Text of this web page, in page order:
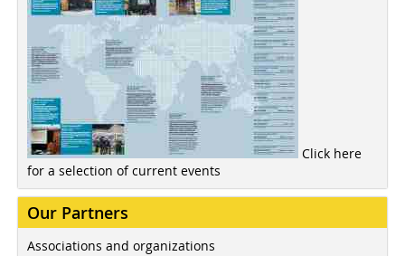
Click here
for a selection of current events
Our Partners
Associations and organizations